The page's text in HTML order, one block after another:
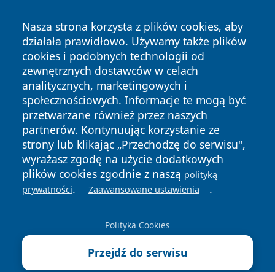
Nasza strona korzysta z plików cookies, aby
działała prawidłowo. Używamy także plików
cookies i podobnych technologii od
zewnętrznych dostawców w celach
analitycznych, marketingowych i
społecznościowych. Informacje te mogą być
przetwarzane również przez naszych
partnerów. Kontynuując korzystanie ze
strony lub klikając „Przechodzę do serwisu",
wyrażasz zgodę na użycie dodatkowych
plików cookies zgodnie z naszą polityką
prywatności. Zaawansowane ustawienia .
Polityka Cookies
Przejdź do serwisu
Copyright © 2026 lubinski24.pl Wszystkie prawa zastrzeżone.
News Autorzy
Polityka
Prywatności
Polityka
Cookies